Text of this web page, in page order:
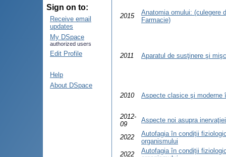
Sign on to:
Receive email
updates
My DSpace
authorized users
Edit Profile
Help
About DSpace
2015
Anatomia omului: (culegere
Farmacie)
2011 Aparatul de susţinere şi
2010 Aspecte clasice şi moderne
2012-
09
Aspecte noi asupra
2022
Autofagia în condiții
organismului
2022
Autofagia în condiții